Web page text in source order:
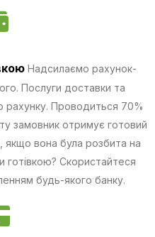
Надсилаємо рахунок-
Послуги доставки та
рахунку. Проводиться 70%
замовник отримує готовий
якщо вона була розбита на
готівкою? Скористайтеся
будь-якого банку.